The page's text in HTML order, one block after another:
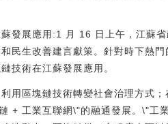
發展應用:1 月 16 日上午，江蘇
民生改善建言獻策。針對時下熱
技術在江蘇發展應用。
用區塊鏈技術轉變社會治理方式
+ 工業互聯網\"的融通發展。\"工